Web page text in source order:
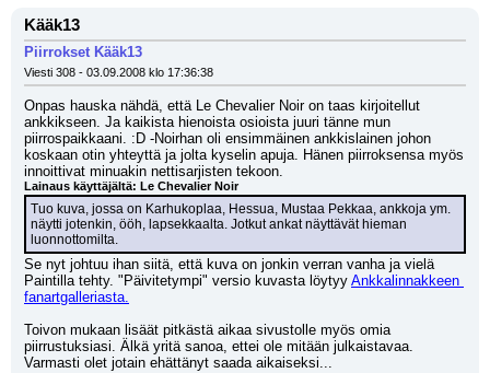
Kääk13
Piirrokset Kääk13
Viesti 308 - 03.09.2008 klo 17:36:38
Onpas hauska nähdä, että Le Chevalier Noir on taas kirjoitellut
ankkikseen. Ja kaikista hienoista osioista juuri tänne mun
piirrospaikkaani. :D -Noirhan oli ensimmäinen ankkislainen johon
koskaan otin yhteyttä ja jolta kyselin apuja. Hänen piirroksensa myös
innoittivat minuakin nettisarjisten tekoon.
Lainaus käyttäjältä: Le Chevalier Noir
Tuo kuva, jossa on Karhukoplaa, Hessua, Mustaa Pekkaa, ankkoja ym.
näytti jotenkin, ööh, lapsekkaalta. Jotkut ankat näyttävät hieman
luonnottomilta.
Se nyt johtuu ihan siitä, että kuva on jonkin verran vanha ja vielä
Paintilla tehty. "Päivitetympi" versio kuvasta löytyy Ankkalinnakkeen
fanartgalleriasta.
Toivon mukaan lisäät pitkästä aikaa sivustolle myös omia
piirrustuksiasi. Älkä yritä sanoa, ettei ole mitään julkaistavaa.
Varmasti olet jotain ehättänyt saada aikaiseksi...